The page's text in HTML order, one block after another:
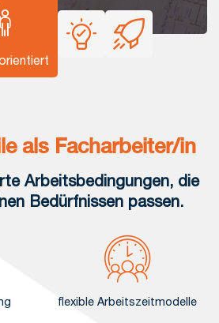
als Facharbeiter/in
Arbeitsbedingungen, die
Bedürfnissen passen.
flexible Arbeitszeitmodelle